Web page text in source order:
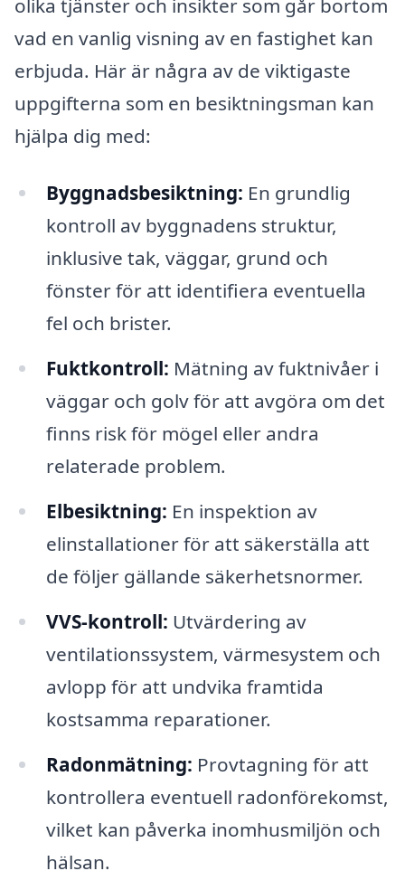
vad en vanlig visning av en fastighet kan
erbjuda. Här är några av de viktigaste
uppgifterna som en besiktningsman kan
hjälpa dig med:
Byggnadsbesiktning: En grundlig
kontroll av byggnadens struktur,
inklusive tak, väggar, grund och
fönster för att identifiera eventuella
fel och brister.
Fuktkontroll: Mätning av fuktnivåer i
väggar och golv för att avgöra om det
finns risk för mögel eller andra
relaterade problem.
Elbesiktning: En inspektion av
elinstallationer för att säkerställa att
de följer gällande säkerhetsnormer.
VVS-kontroll: Utvärdering av
ventilationssystem, värmesystem och
avlopp för att undvika framtida
kostsamma reparationer.
Radonmätning: Provtagning för att
kontrollera eventuell radonförekomst,
vilket kan påverka inomhusmiljön och
hälsan.